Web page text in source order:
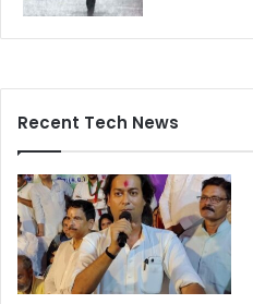
Recent Tech News